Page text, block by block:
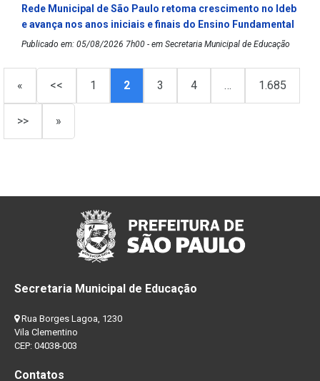
Rede Municipal de São Paulo retoma crescimento no Ideb
e avança nos anos iniciais e finais do Ensino Fundamental
Publicado em: 05/08/2026 7h00 - em Secretaria Municipal de Educação
« << 1 2 3 4 … 1.685
>> »
Secretaria Municipal de Educação
Rua Borges Lagoa, 1230
Vila Clementino
CEP: 04038-003
Contatos